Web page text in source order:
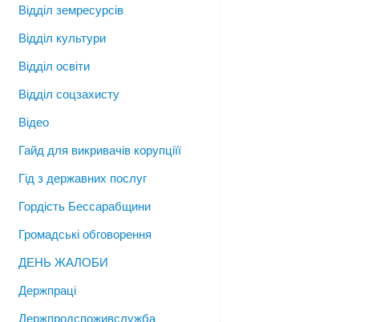
Відділ земресурсів
Відділ культури
Відділ освіти
Відділ соцзахисту
Відео
Гайд для викривачів корупціїї
Гід з державних послуг
Гордість Бессарабщини
Громадські обговорення
ДЕНЬ ЖАЛОБИ
Держпраці
Держпродспоживслужба